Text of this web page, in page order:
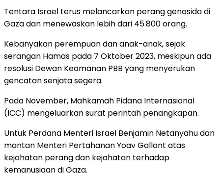
Tentara Israel terus melancarkan perang genosida di
Gaza dan menewaskan lebih dari 45.800 orang.
Kebanyakan perempuan dan anak-anak, sejak
serangan Hamas pada 7 Oktober 2023, meskipun ada
resolusi Dewan Keamanan PBB yang menyerukan
gencatan senjata segera.
Pada November, Mahkamah Pidana Internasional
(ICC) mengeluarkan surat perintah penangkapan.
Untuk Perdana Menteri Israel Benjamin Netanyahu dan
mantan Menteri Pertahanan Yoav Gallant atas
kejahatan perang dan kejahatan terhadap
kemanusiaan di Gaza.